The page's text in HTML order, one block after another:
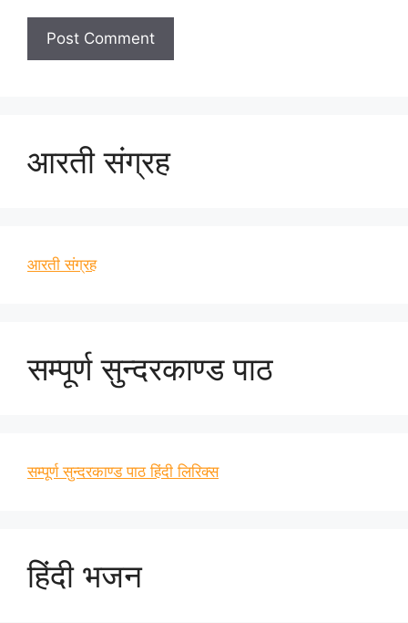
आरती संग्रह
आरती संग्रह
सम्पूर्ण सुन्दरकाण्ड पाठ
सम्पूर्ण सुन्दरकाण्ड पाठ हिंदी लिरिक्स
हिंदी भजन